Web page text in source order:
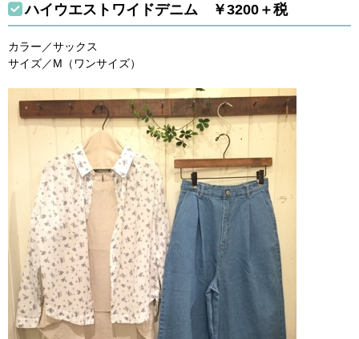
ハイウエストワイドデニム ￥3200＋税
カラー／サックス
サイズ／M（ワンサイズ）